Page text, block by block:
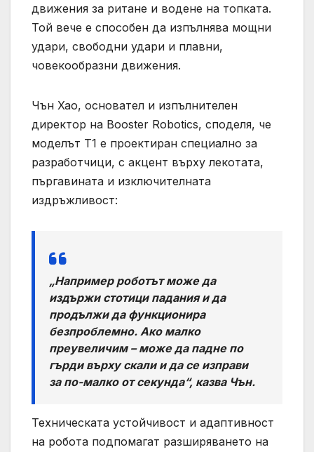
движения за ритане и водене на топката.
Той вече е способен да изпълнява мощни
удари, свободни удари и плавни,
човекообразни движения.
Чън Хао, основател и изпълнителен
директор на Booster Robotics, споделя, че
моделът T1 е проектиран специално за
разработчици, с акцент върху лекотата,
пъргавината и изключителната
издръжливост:
„Например роботът може да
издържи стотици падания и да
продължи да функционира
безпроблемно. Ако малко
преувеличим – може да падне по
гърди върху скали и да се изправи
за по-малко от секунда“, казва Чън.
Техническата устойчивост и адаптивност
на робота подпомагат разширяването на